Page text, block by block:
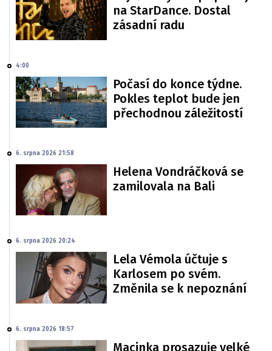
na StarDance. Dostal
zásadní radu
4:00
Počasí do konce týdne.
Pokles teplot bude jen
přechodnou záležitostí
6. srpna 2026 21:58
Helena Vondráčková se
zamilovala na Bali
6. srpna 2026 20:24
Lela Vémola účtuje s
Karlosem po svém.
Změnila se k nepoznání
6. srpna 2026 18:57
Macinka prosazuje velké